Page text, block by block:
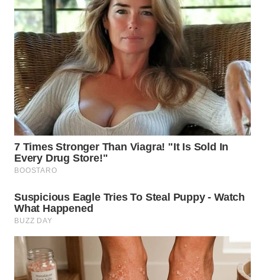
WN
TAPANULI
SELATAN
WN
TANJUNG
LESUNG
WN
KARO
WN
WN
WN
TAPANULI